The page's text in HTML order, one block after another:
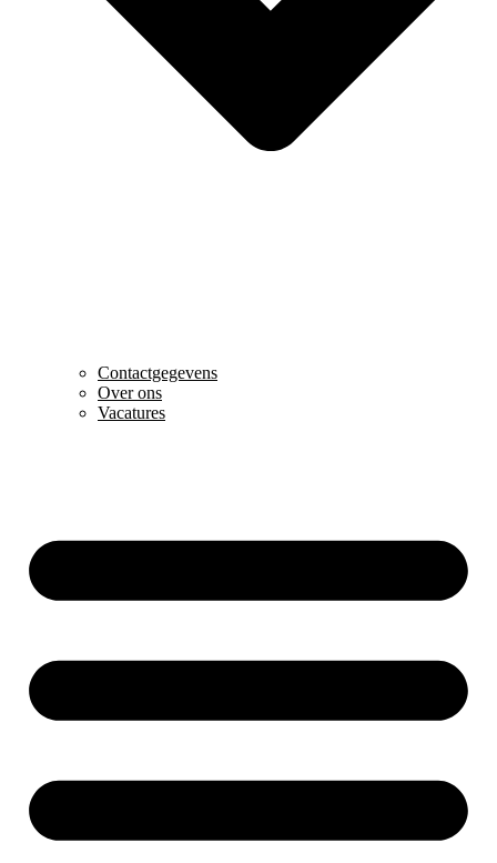
Contactgegevens
Over ons
Vacatures